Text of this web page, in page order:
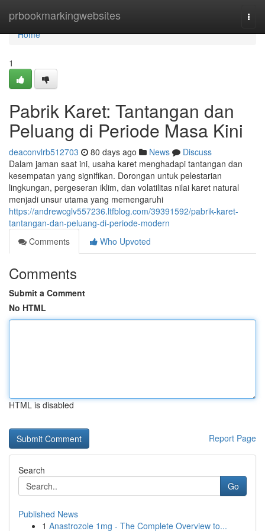
prbookmarkingwebsites
Home
Home
1
Pabrik Karet: Tantangan dan
Peluang di Periode Masa Kini
deaconvlrb512703 80 days ago News
Discuss
Dalam jaman saat ini, usaha karet menghadapi tantangan dan
kesempatan yang signifikan. Dorongan untuk pelestarian
lingkungan, pergeseran iklim, dan volatilitas nilai karet natural
menjadi unsur utama yang memengaruhi
https://andrewcglv557236.ltfblog.com/39391592/pabrik-karet-
tantangan-dan-peluang-di-periode-modern
Comments
Who Upvoted
Comments
Submit a Comment
No HTML
HTML is disabled
Report Page
Search
Go
Published News
1 Anastrozole 1mg - The Complete Overview to...